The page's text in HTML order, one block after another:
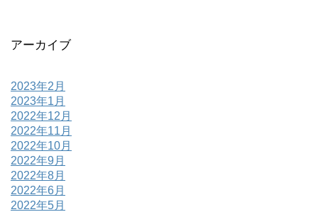
アーカイブ
2023年2月
2023年1月
2022年12月
2022年11月
2022年10月
2022年9月
2022年8月
2022年6月
2022年5月